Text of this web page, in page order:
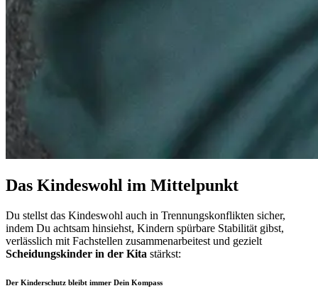
Das Kindeswohl im Mittelpunkt
Du stellst das Kindeswohl auch in Trennungskonflikten sicher,
indem Du achtsam hinsiehst, Kindern spürbare Stabilität gibst,
verlässlich mit Fachstellen zusammenarbeitest und gezielt
Scheidungskinder in der Kita stärkst:
Der Kinderschutz bleibt immer Dein Kompass